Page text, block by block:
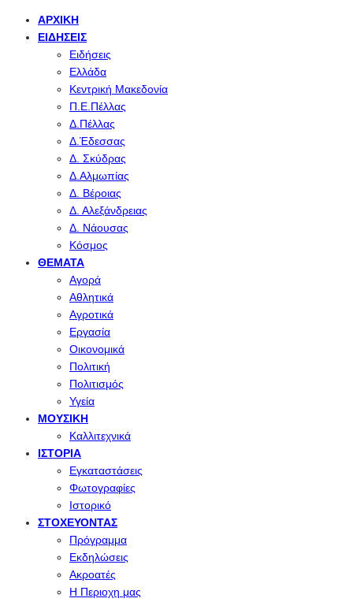
ΑΡΧΙΚΉ
ΕΙΔΉΣΕΙΣ
Ειδήσεις
Ελλάδα
Κεντρική Μακεδονία
Π.Ε.Πέλλας
Δ.Πέλλας
Δ.Έδεσσας
Δ. Σκύδρας
Δ.Αλμωπίας
Δ. Βέροιας
Δ. Αλεξάνδρειας
Δ. Νάουσας
Κόσμος
ΘΈΜΑΤΑ
Αγορά
Αθλητικά
Αγροτικά
Εργασία
Οικονομικά
Πολιτική
Πολιτισμός
Υγεία
ΜΟΥΣΙΚΉ
Καλλιτεχνικά
ΙΣΤΟΡΊΑ
Εγκαταστάσεις
Φωτογραφίες
Ιστορικό
ΣΤΟΧΕΎΟΝΤΑΣ
Πρόγραμμα
Εκδηλώσεις
Ακροατές
Η Περιοχη μας